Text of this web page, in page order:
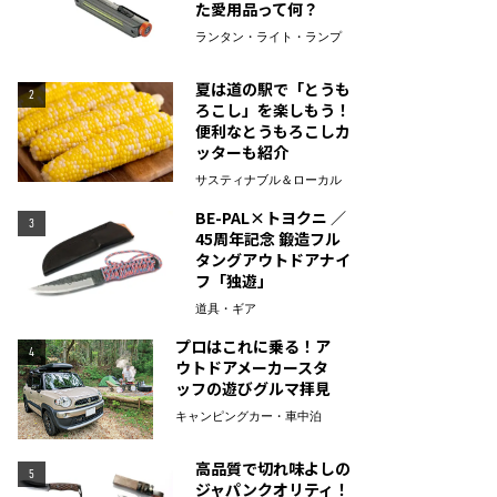
た愛用品って何？
ランタン・ライト・ランプ
2
夏は道の駅で「とうも
ろこし」を楽しもう！
便利なとうもろこしカ
ッターも紹介
サスティナブル＆ローカル
3
BE-PAL×トヨクニ ／
45周年記念 鍛造フル
タングアウトドアナイ
フ「独遊」
道具・ギア
4
プロはこれに乗る！ア
ウトドアメーカースタ
ッフの遊びグルマ拝見
キャンピングカー・車中泊
5
高品質で切れ味よしの
ジャパンクオリティ！